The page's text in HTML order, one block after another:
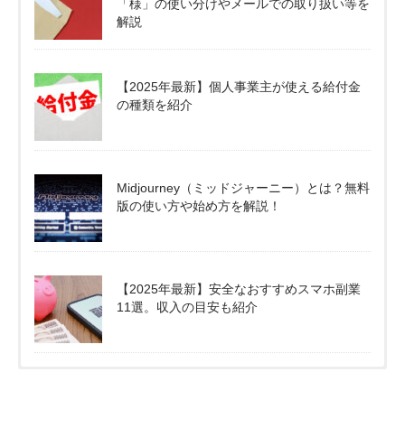
「様」の使い分けやメールでの取り扱い等を
解説
【2025年最新】個人事業主が使える給付金
の種類を紹介
Midjourney（ミッドジャーニー）とは？無料
版の使い方や始め方を解説！
【2025年最新】安全なおすすめスマホ副業
11選。収入の目安も紹介